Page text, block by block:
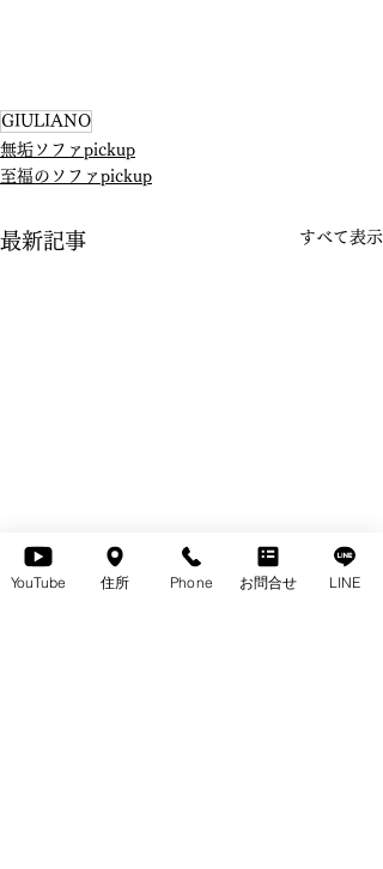
GIULIANO
無垢ソファpickup
至福のソファpickup
最新記事 すべて表示
YouTube 住所 Phone お問合せ LINE